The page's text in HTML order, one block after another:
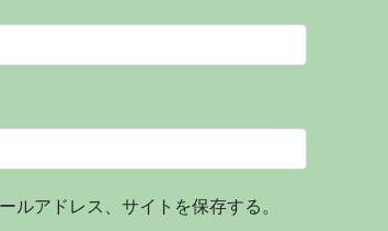
ルアドレス、サイトを保存する。